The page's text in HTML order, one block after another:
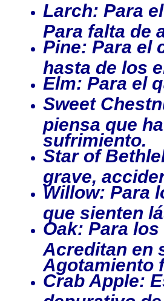
Larch: Para
Para falta de
Pine: Para el
hasta de los
Elm: Para el
Sweet
piensa que
sufrimiento.
Star of
grave,
Willow: Para
que sienten
Oak: Para
Acreditan en
Agotamiento
Crab Apple: